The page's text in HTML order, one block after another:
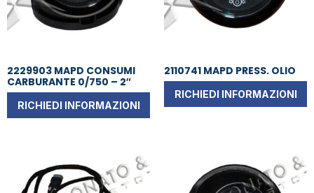
2229903 MAPD CONSUMI
CARBURANTE 0/750 – 2″
RICHIEDI INFORMAZIONI
2110741 MAPD PRESS. OLIO
RICHIEDI INFORMAZIONI